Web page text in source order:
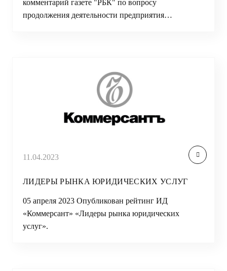
комментарий газете "РБК" по вопросу
продолжения деятельности предприятия…
11.04.2023
ЛИДЕРЫ РЫНКА ЮРИДИЧЕСКИХ УСЛУГ
05 апреля 2023 Опубликован рейтинг ИД
«Коммерсант» «Лидеры рынка юридических
услуг».